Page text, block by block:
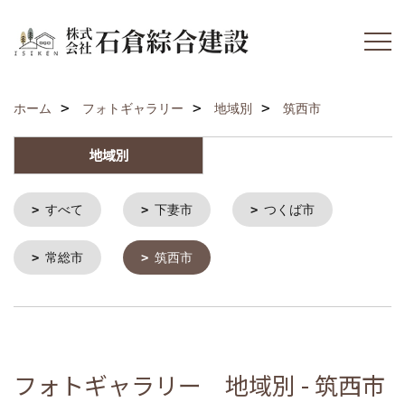
ホーム フォトギャラリー 地域別 筑西市
地域別
すべて 下妻市 つくば市
常総市 筑西市
フォトギャラリー 地域別 - 筑西市